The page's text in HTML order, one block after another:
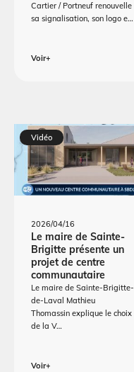
Cartier / Portneuf renouvelle
sa signalisation, son logo e…
Voir+
Vidéo
2026/04/16
Le maire de Sainte-
Brigitte présente un
projet de centre
communautaire
Le maire de Sainte-Brigitte-
de-Laval Mathieu
Thomassin explique le choix
de la V…
Voir+